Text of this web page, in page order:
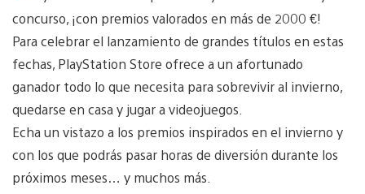
concurso, ¡con premios valorados en más de 2000 €!
Para celebrar el lanzamiento de grandes títulos en estas
fechas, PlayStation Store ofrece a un afortunado
ganador todo lo que necesita para sobrevivir al invierno,
quedarse en casa y jugar a videojuegos.
Echa un vistazo a los premios inspirados en el invierno y
con los que podrás pasar horas de diversión durante los
próximos meses… y muchos más.